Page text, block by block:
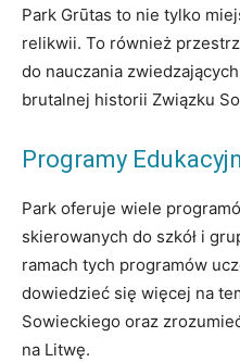
Park Grūtas to nie tylko
relikwii. To również
do nauczania
brutalnej historii Związku
Programy
Park oferuje wiele
skierowanych do szkół i
ramach tych programów
dowiedzieć się więcej na
Sowieckiego oraz
na Litwę.